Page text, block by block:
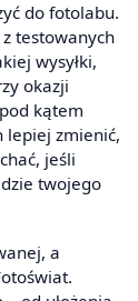
do fotolabu.
testowanych
wysyłki,
okazji
kątem
lepiej zmienić,
jeśli
twojego
a